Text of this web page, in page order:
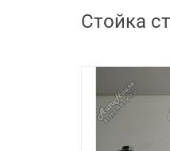
Стойка